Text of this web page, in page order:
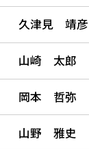
久津見 靖彦
山崎 太郎
岡本 哲弥
山野 雅史